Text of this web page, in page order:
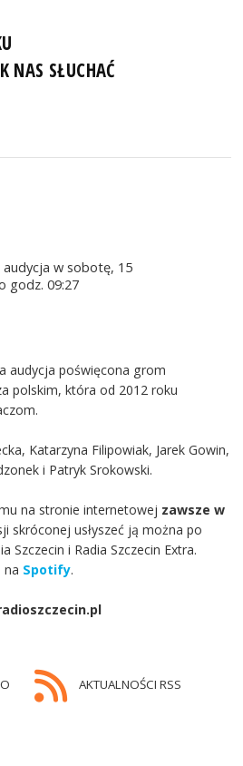
NAS SŁUCHAĆ
audycja w sobotę, 15
godz. 09:27
audycja poświęcona grom
polskim, która od 2012 roku
Katarzyna Filipowiak, Jarek Gowin,
i Patryk Srokowski.
na stronie internetowej zawsze w
skróconej usłyszeć ją można po
Szczecin i Radia Szczecin Extra.
na Spotify.
AKTUALNOŚCI RSS